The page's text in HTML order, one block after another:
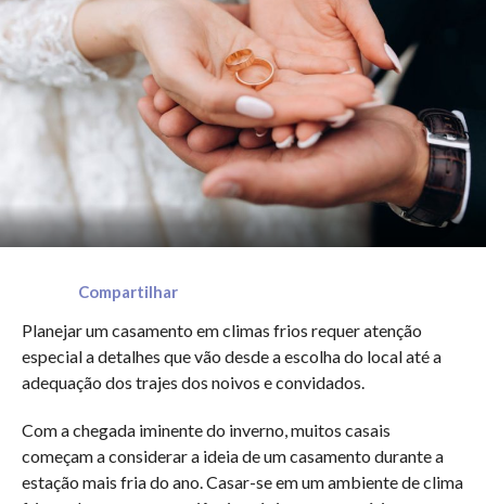
Compartilhar
Planejar um casamento em climas frios requer atenção
especial a detalhes que vão desde a escolha do local até a
adequação dos trajes dos noivos e convidados.
Com a chegada iminente do inverno, muitos casais
começam a considerar a ideia de um casamento durante a
estação mais fria do ano. Casar-se em um ambiente de clima